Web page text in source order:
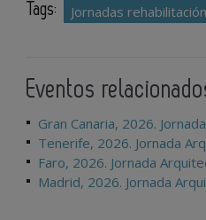
Tags: Jornadas
Eventos
Gran Canaria, 2026.
Tenerife, 2026. Jornada
Faro, 2026. Jornada
Madrid, 2026. Jornada